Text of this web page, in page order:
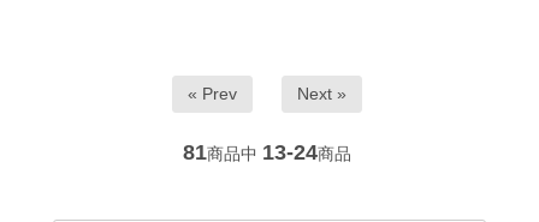
« Prev Next »
81商品中 13-24商品